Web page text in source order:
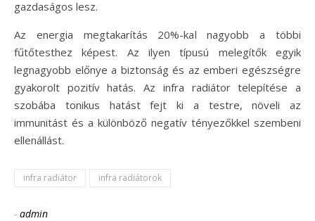
gazdaságos lesz.
Az energia megtakarítás 20%-kal nagyobb a többi
fűtőtesthez képest. Az ilyen típusú melegítők egyik
legnagyobb előnye a biztonság és az emberi egészségre
gyakorolt pozitív hatás. Az infra radiátor telepítése a
szobába tonikus hatást fejt ki a testre, növeli az
immunitást és a különböző negatív tényezőkkel szembeni
ellenállást.
infra radiátor infra radiátorok
- admin